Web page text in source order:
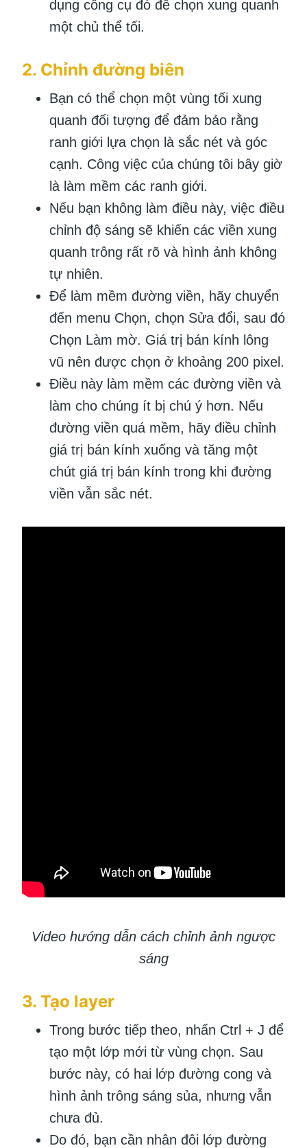
dụng công cụ đó để chọn xung quanh
một chủ thể tối.
2. Chỉnh đường biên
Bạn có thể chọn một vùng tối xung
quanh đối tượng để đảm bảo rằng
ranh giới lựa chọn là sắc nét và góc
cạnh. Công việc của chúng tôi bây giờ
là làm mềm các ranh giới.
Nếu bạn không làm điều này, việc điều
chỉnh độ sáng sẽ khiến các viền xung
quanh trông rất rõ và hình ảnh không
tự nhiên.
Để làm mềm đường viền, hãy chuyển
đến menu Chọn, chọn Sửa đổi, sau đó
Chọn Làm mờ. Giá trị bán kính lông
vũ nên được chọn ở khoảng 200 pixel.
Điều này làm mềm các đường viền và
làm cho chúng ít bị chú ý hơn. Nếu
đường viền quá mềm, hãy điều chỉnh
giá trị bán kính xuống và tăng một
chút giá trị bán kính trong khi đường
viền vẫn sắc nét.
Video hướng dẫn cách chỉnh ảnh ngược
sáng
3. Tạo layer
Trong bước tiếp theo, nhấn Ctrl + J để
tạo một lớp mới từ vùng chọn. Sau
bước này, có hai lớp đường cong và
hình ảnh trông sáng sủa, nhưng vẫn
chưa đủ.
Do đó, bạn cần nhân đôi lớp đường